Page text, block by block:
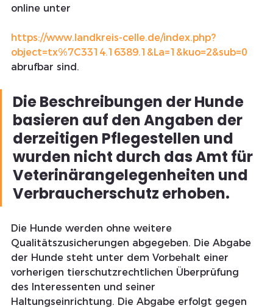
online unter
https://www.landkreis-celle.de/index.php?
object=tx%7C3314.16389.1&La=1&kuo=2&sub=0
abrufbar sind.
Die Beschreibungen der Hunde
basieren auf den Angaben der
derzeitigen Pflegestellen und
wurden nicht durch das Amt für
Veterinärangelegenheiten und
Verbraucherschutz erhoben.
Die Hunde werden ohne weitere
Qualitätszusicherungen abgegeben. Die Abgabe
der Hunde steht unter dem Vorbehalt einer
vorherigen tierschutzrechtlichen Überprüfung
des Interessenten und seiner
Haltungseinrichtung. Die Abgabe erfolgt gegen